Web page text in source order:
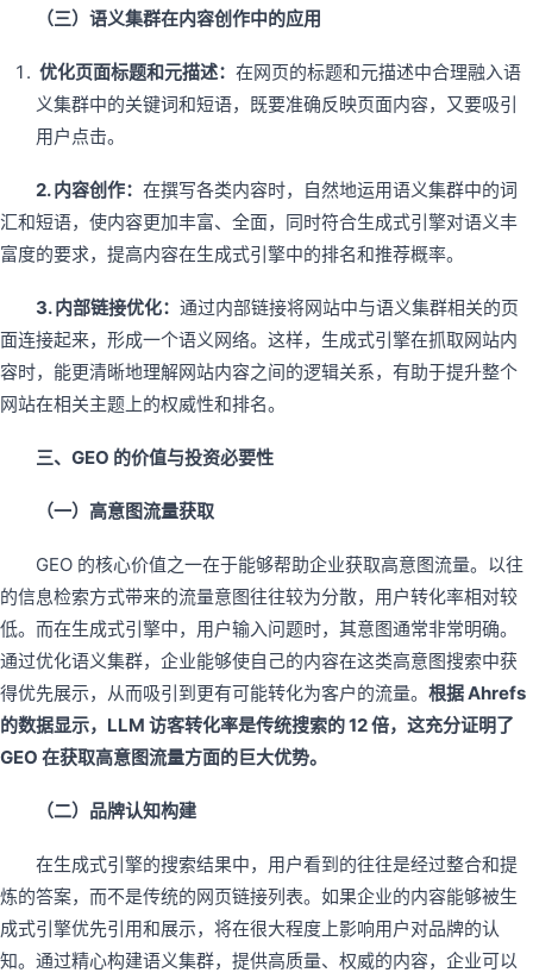
（三）语义集群在内容创作中的应用
优化页面标题和元描述： 在网页的标题和元描述中合理融入语
义集群中的关键词和短语，既要准确反映页面内容，又要吸引
用户点击。
2. 内容创作： 在撰写各类内容时，自然地运用语义集群中的词
汇和短语，使内容更加丰富、全面，同时符合生成式引擎对语义丰
富度的要求，提高内容在生成式引擎中的排名和推荐概率。
3. 内部链接优化： 通过内部链接将网站中与语义集群相关的页
面连接起来，形成一个语义网络。这样，生成式引擎在抓取网站内
容时，能更清晰地理解网站内容之间的逻辑关系，有助于提升整个
网站在相关主题上的权威性和排名。
三、GEO 的价值与投资必要性
（一）高意图流量获取
GEO 的核心价值之一在于能够帮助企业获取高意图流量。以往
的信息检索方式带来的流量意图往往较为分散，用户转化率相对较
低。而在生成式引擎中，用户输入问题时，其意图通常非常明确。
通过优化语义集群，企业能够使自己的内容在这类高意图搜索中获
得优先展示，从而吸引到更有可能转化为客户的流量。 根据 Ahrefs
的数据显示，LLM 访客转化率是传统搜索的 12 倍，这充分证明了
GEO 在获取高意图流量方面的巨大优势。
（二）品牌认知构建
在生成式引擎的搜索结果中，用户看到的往往是经过整合和提
炼的答案，而不是传统的网页链接列表。如果企业的内容能够被生
成式引擎优先引用和展示，将在很大程度上影响用户对品牌的认
知。通过精心构建语义集群，提供高质量、权威的内容，企业可以